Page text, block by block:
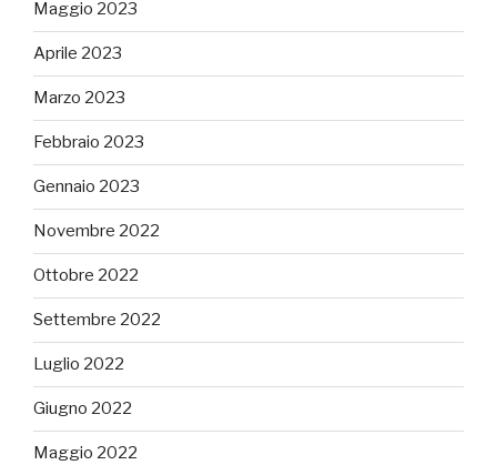
Maggio 2023
Aprile 2023
Marzo 2023
Febbraio 2023
Gennaio 2023
Novembre 2022
Ottobre 2022
Settembre 2022
Luglio 2022
Giugno 2022
Maggio 2022